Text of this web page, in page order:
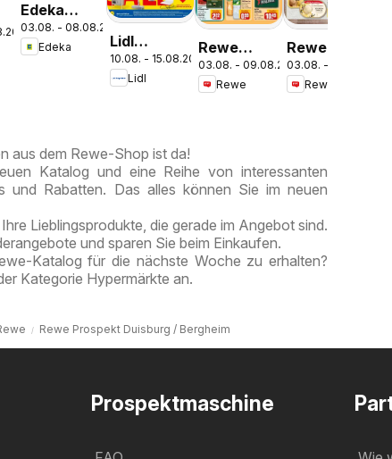
Edeka
Prospekt
Parchim
03.08. - 08.08.2026
Edeka
Lidl
Prospekt
Mahlow
10.08. - 15.08.2026
Lidl
Rewe
Prospekt
Berlin /
03.08. - 09.08.2026
Rewe
Rewe
Prospekt
Schneeberg
03.08. - 09.08.2026
Rewe
aus dem Rewe-Shop ist da!
Katalog und eine Reihe von interessanten
und Rabatten. Das alles können Sie im neuen
Lieblingsprodukte, die gerade im Angebot sind.
und sparen Sie beim Einkaufen.
Katalog für die nächste Woche zu erhalten?
Kategorie Hypermärkte an.
Rewe Prospekt Duisburg / Bergheim
Prospektmaschine